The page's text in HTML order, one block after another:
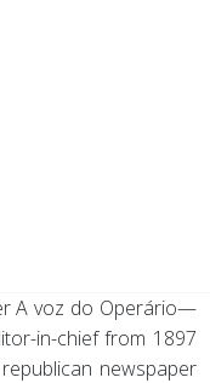
A voz do Operário—
in-chief from 1897
newspaper